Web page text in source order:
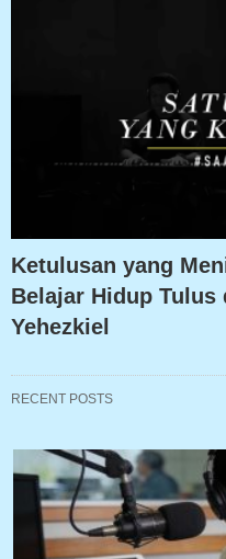
Ketulusan yang
Belajar Hidup Tulus
Yehezkiel
RECENT POSTS